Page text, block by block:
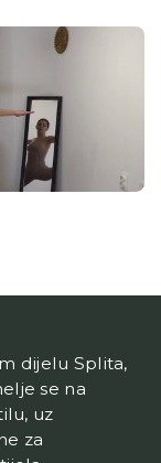
dijelu Splita,
se na
uz
za